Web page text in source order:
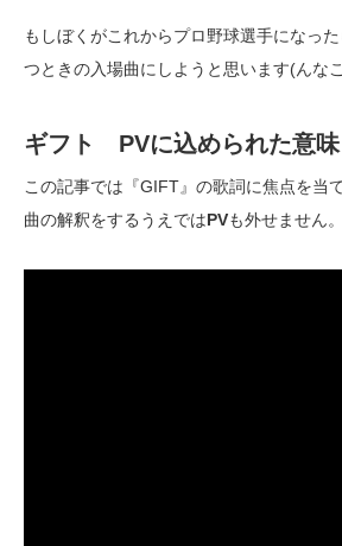
もしぼくがこれからプロ野球選手になっ
つときの入場曲にしようと思います(んな
ギフト PVに込められた意味
この記事では『GIFT』の歌詞に焦点を当
曲の解釈をするうえではPVも外せません。